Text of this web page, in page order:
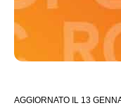
AGGIORNATO IL 13